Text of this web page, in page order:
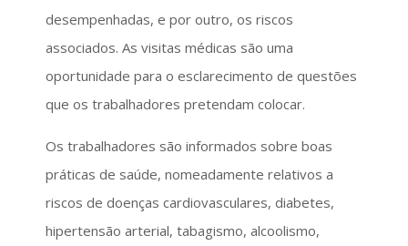
desempenhadas, e por outro, os riscos
associados. As visitas médicas são uma
oportunidade para o esclarecimento de questões
que os trabalhadores pretendam colocar.
Os trabalhadores são informados sobre boas
práticas de saúde, nomeadamente relativos a
riscos de doenças cardiovasculares, diabetes,
hipertensão arterial, tabagismo, alcoolismo,